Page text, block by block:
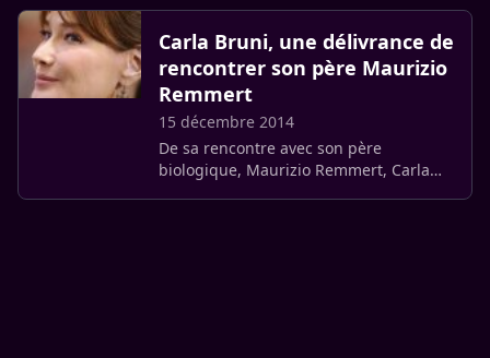
Carla Bruni, une délivrance de
rencontrer son père Maurizio
Remmert
15 décembre 2014
De sa rencontre avec son père
biologique, Maurizio Remmert, Carla